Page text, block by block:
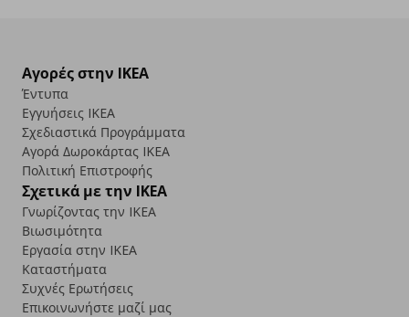
Αγορές στην IKEA
Έντυπα
Εγγυήσεις IKEA
Σχεδιαστικά Προγράμματα
Αγορά Δωρoκάρτας IKEA
Πολιτική Επιστροφής
Σχετικά με την IKEA
Γνωρίζοντας την IKEA
Βιωσιμότητα
Εργασία στην IKEA
Καταστήματα
Συχνές Ερωτήσεις
Επικοινωνήστε μαζί μας